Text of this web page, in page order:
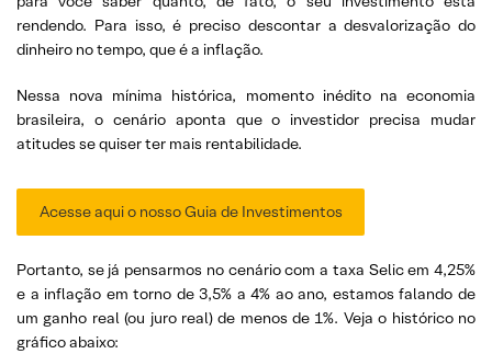
rendendo. Para isso, é preciso descontar a desvalorização do
dinheiro no tempo, que é a inflação.
Nessa nova mínima histórica, momento inédito na economia
brasileira, o cenário aponta que o investidor precisa mudar
atitudes se quiser ter mais rentabilidade.
Acesse aqui o nosso Guia de Investimentos
Portanto, se já pensarmos no cenário com a taxa Selic em 4,25%
e a inflação em torno de 3,5% a 4% ao ano, estamos falando de
um ganho real (ou juro real) de menos de 1%. Veja o histórico no
gráfico abaixo: